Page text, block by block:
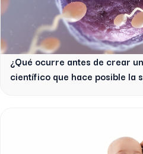
¿Qué ocurre antes de crear
científico que hace posible la